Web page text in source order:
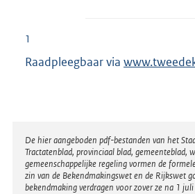
1
Raadpleegbaar via E
r
n
e
Disclaimer
De hier aangeboden pdf-bestanden van het
Tractatenblad, provinciaal blad, gemeenteblad,
gemeenschappelijke regeling vormen de
zin van de Bekendmakingswet en de Rijkswet
bekendmaking verdragen voor zover ze na 1